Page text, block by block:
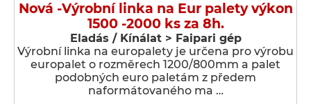
Nová -Výrobní linka na Eur palety výkon
1500 -2000 ks za 8h.
Eladás / Kínálat > Faipari gép
Výrobní linka na europalety je určena pro výrobu
europalet o rozměrech 1200/800mm a palet
podobných euro paletám z předem
naformátovaného ma …